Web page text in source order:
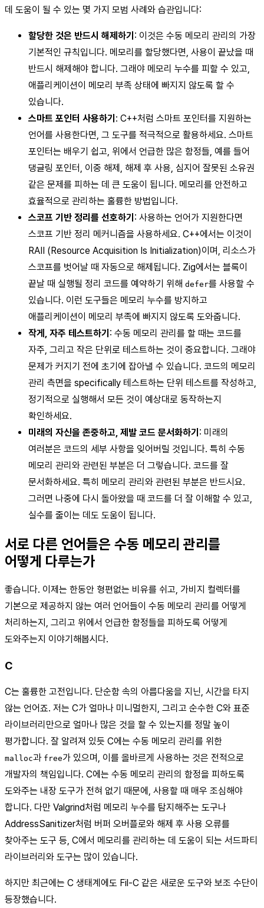
데 도움이 될 수 있는 몇 가지 모범 사례와 습관입니다:
할당한 것은 반드시 해제하기 : 이것은 수동 메모리 관리의 가장
기본적인 규칙입니다. 메모리를 할당했다면, 사용이 끝났을 때
반드시 해제해야 합니다. 그래야 메모리 누수를 피할 수 있고,
애플리케이션이 메모리 부족 상태에 빠지지 않도록 할 수
있습니다.
스마트 포인터 사용하기 : C++처럼 스마트 포인터를 지원하는
언어를 사용한다면, 그 도구를 적극적으로 활용하세요. 스마트
포인터는 배우기 쉽고, 위에서 언급한 많은 함정들, 예를 들어
댕글링 포인터, 이중 해제, 해제 후 사용, 심지어 잘못된 소유권
같은 문제를 피하는 데 큰 도움이 됩니다. 메모리를 안전하고
효율적으로 관리하는 훌륭한 방법입니다.
스코프 기반 정리를 선호하기 : 사용하는 언어가 지원한다면
스코프 기반 정리 메커니즘을 사용하세요. C++에서는 이것이
RAII (Resource Acquisition Is Initialization)이며, 리소스가
스코프를 벗어날 때 자동으로 해제됩니다. Zig에서는 블록이
끝날 때 실행될 정리 코드를 예약하기 위해 defer를 사용할 수
있습니다. 이런 도구들은 메모리 누수를 방지하고
애플리케이션이 메모리 부족에 빠지지 않도록 도와줍니다.
작게, 자주 테스트하기 : 수동 메모리 관리를 할 때는 코드를
자주, 그리고 작은 단위로 테스트하는 것이 중요합니다. 그래야
문제가 커지기 전에 초기에 잡아낼 수 있습니다. 코드의 메모리
관리 측면을 specifically 테스트하는 단위 테스트를 작성하고,
정기적으로 실행해서 모든 것이 예상대로 동작하는지
확인하세요.
미래의 자신을 존중하고, 제발 코드 문서화하기 : 미래의
여러분은 코드의 세부 사항을 잊어버릴 것입니다. 특히 수동
메모리 관리와 관련된 부분은 더 그렇습니다. 코드를 잘
문서화하세요. 특히 메모리 관리와 관련된 부분은 반드시요.
그러면 나중에 다시 돌아왔을 때 코드를 더 잘 이해할 수 있고,
실수를 줄이는 데도 도움이 됩니다.
서로 다른 언어들은 수동 메모리 관리를
어떻게 다루는가
좋습니다. 이제는 한동안 형편없는 비유를 쉬고, 가비지 컬렉터를
기본으로 제공하지 않는 여러 언어들이 수동 메모리 관리를 어떻게
처리하는지, 그리고 위에서 언급한 함정들을 피하도록 어떻게
도와주는지 이야기해봅시다.
C
C는 훌륭한 고전입니다. 단순함 속의 아름다움을 지닌, 시간을 타지
않는 언어죠. 저는 C가 얼마나 미니멀한지, 그리고 순수한 C와 표준
라이브러리만으로 얼마나 많은 것을 할 수 있는지를 정말 높이
평가합니다. 잘 알려져 있듯 C에는 수동 메모리 관리를 위한
malloc과 free가 있으며, 이를 올바르게 사용하는 것은 전적으로
개발자의 책임입니다. C에는 수동 메모리 관리의 함정을 피하도록
도와주는 내장 도구가 전혀 없기 때문에, 사용할 때 매우 조심해야
합니다. 다만 Valgrind처럼 메모리 누수를 탐지해주는 도구나
AddressSanitizer처럼 버퍼 오버플로와 해제 후 사용 오류를
찾아주는 도구 등, C에서 메모리를 관리하는 데 도움이 되는 서드파티
라이브러리와 도구는 많이 있습니다.
하지만 최근에는 C 생태계에도 Fil-C 같은 새로운 도구와 보조 수단이
등장했습니다.